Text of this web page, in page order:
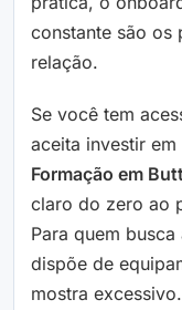
constante são os
relação.
Se você tem
aceita investir
Formação em
claro do zero ao
Para quem
dispõe de
mostra excessivo.